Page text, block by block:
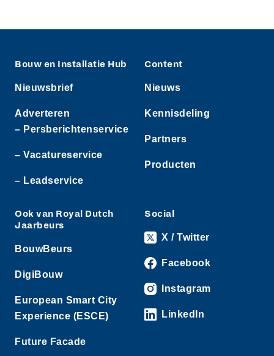
Bouw en Installatie Hub
Nieuwsbrief
Adverteren
– Persberichtenservice
– Vacatureservice
– Leadservice
Content
Nieuws
Kennisdeling
Partners
Producten
Ook van Royal Dutch
Jaarbeurs
BouwBeurs
DigiBouw
European Smart City
Experience (ESCE)
Future Facade
Social
X / Twitter
Facebook
Instagram
LinkedIn